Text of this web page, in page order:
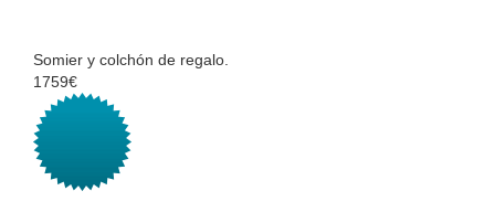
Somier y colchón de regalo.
1759€